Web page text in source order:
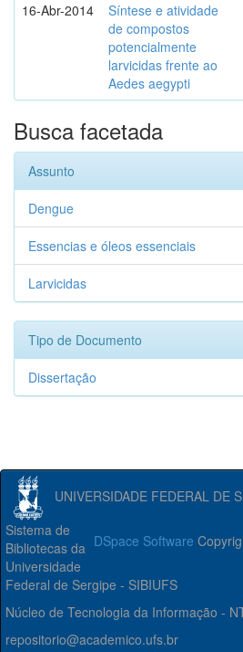
16-Abr-2014
Síntese e atividade
de compostos
potencialmente
larvicidas frente ao
Aedes aegypti
Busca facetada
Assunto
Dengue
Essencias e óleos essenciais
Larvicidas
Tipo de Documento
Dissertação
UNIVERSIDADE FEDERAL DE
DSpace Software
Sistema de
Bibliotecas da
Universidade
Federal de Sergipe - SIBIUFS
Núcleo de Tecnologia da Informação -
repositorio@academico.ufs.br